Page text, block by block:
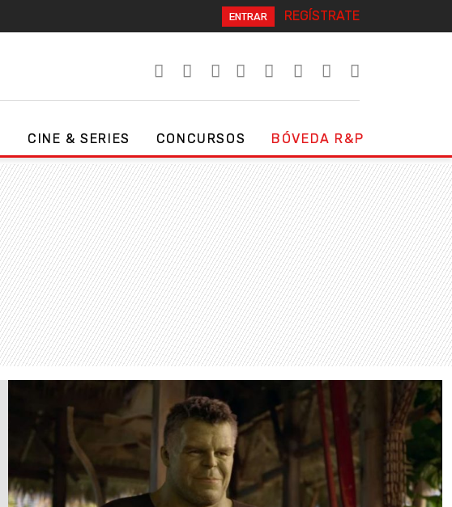
ENTRAR REGÍSTRATE
CINE & SERIES CONCURSOS BÓVEDA R&P